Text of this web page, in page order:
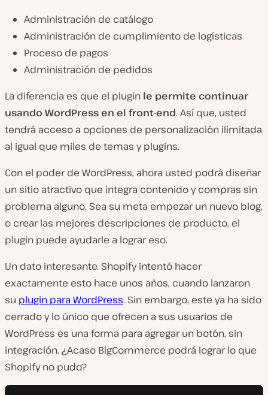
Administración de catálogo
Administración de cumplimiento de logísticas
Proceso de pagos
Administración de pedidos
La diferencia es que el plugin le permite continuar
usando WordPress en el front-end. Así que, usted
tendrá acceso a opciones de personalización ilimitada
al igual que miles de temas y plugins.
Con el poder de WordPress, ahora usted podrá diseñar
un sitio atractivo que integra contenido y compras sin
problema alguno. Sea su meta empezar un nuevo blog,
o crear las mejores descripciones de producto, el
plugin puede ayudarle a lograr eso.
Un dato interesante. Shopify intentó hacer
exactamente esto hace unos años, cuando lanzaron
su plugin para WordPress. Sin embargo, este ya ha sido
cerrado y lo único que ofrecen a sus usuarios de
WordPress es una forma para agregar un botón, sin
integración. ¿Acaso BigCommerce podrá lograr lo que
Shopify no pudo?